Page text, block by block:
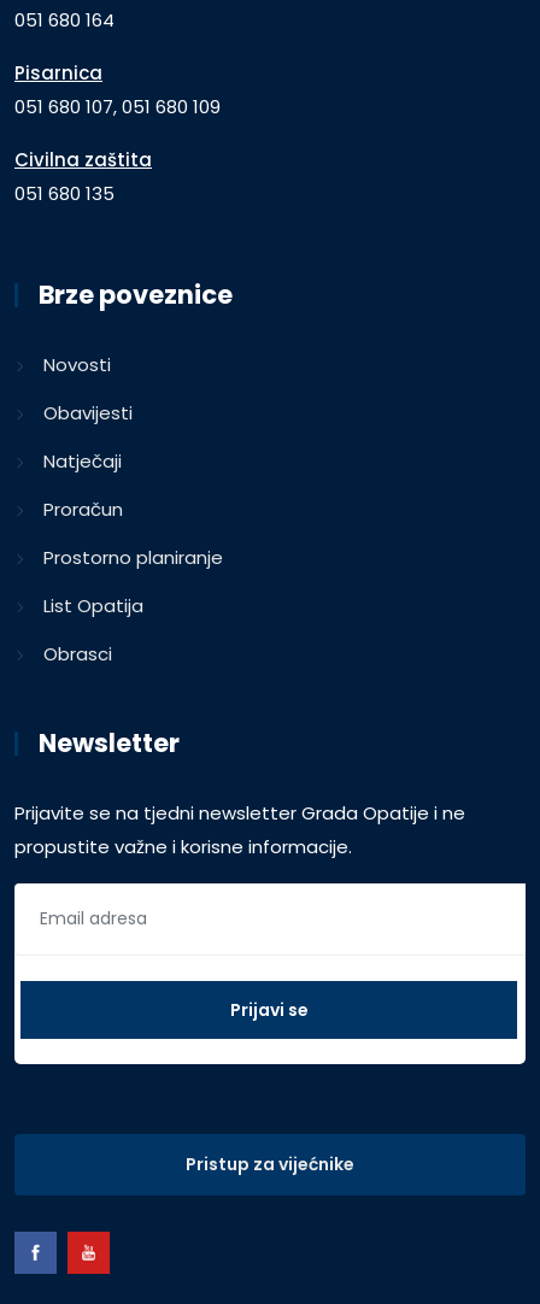
051 680 164
Pisarnica
051 680 107, 051 680 109
Civilna zaštita
051 680 135
Brze poveznice
Novosti
Obavijesti
Natječaji
Proračun
Prostorno planiranje
List Opatija
Obrasci
Newsletter
Prijavite se na tjedni newsletter Grada Opatije i ne
propustite važne i korisne informacije.
Pristup za vijećnike